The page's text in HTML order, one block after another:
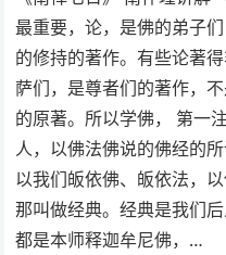
最重要，论，是佛的弟子
的修持的著作。有些论著
萨们，是尊者们的著作，
的原著。所以学佛， 第一
人，以佛法佛说的佛经的
以我们皈依佛、皈依法，
那叫做经典。经典是我们
都是本师释迦牟尼佛，…